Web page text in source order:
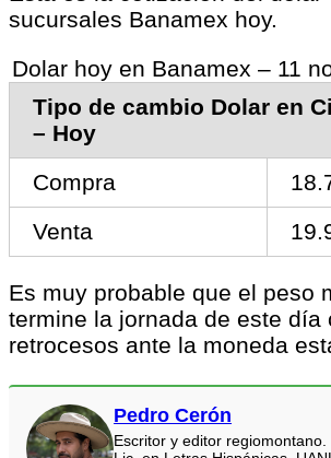
sucursales Banamex hoy.
Dolar hoy en Banamex – 11
Tipo de cambio Dolar en
– Hoy
Compra
Venta
Es muy probable que el peso
termine la jornada de este día
retrocesos ante la moneda
Pedro Cerón
Escritor y editor